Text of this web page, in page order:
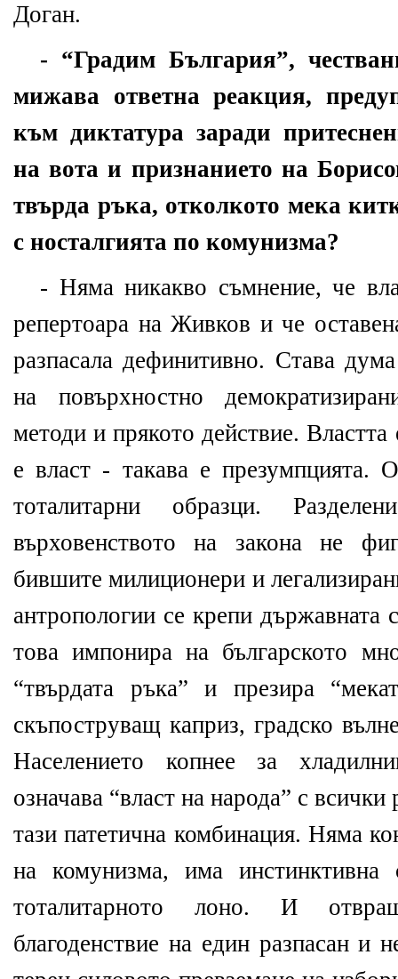
Доган.
- “Градим България”,
мижава ответна реакция,
към диктатура заради
на вота и признанието на
твърда ръка, отколкото мека
с носталгията по комунизма?
- Няма никакво съмнение, че
репертоара на Живков и че
разпасала дефинитивно. Става
на повърхностно
методи и прякото действие.
е власт - такава е презумпцията.
тоталитарни образци.
върховенството на закона не
бившите милиционери и
антропологии се крепи държавната
това импонира на българското
“твърдата ръка” и презира
скъпоструващ каприз, градско
Населението копнее за
означава “власт на народа” с
тази патетична комбинация. Няма
на комунизма, има
тоталитарното лоно. И
благоденствие на един разпасан и